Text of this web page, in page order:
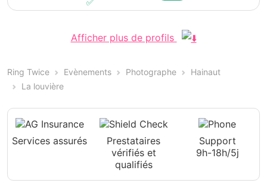
Afficher plus de profils
Ring Twice Evènements Photographe
Hainaut
La louvière
Services assurés
Prestataires
vérifiés et
qualifiés
Support
9h-18h/5j